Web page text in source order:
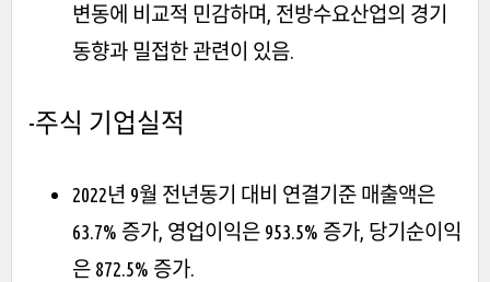
변동에 비교적 민감하며, 전방수요산업의 경기
동향과 밀접한 관련이 있음.
-주식 기업실적
2022년 9월 전년동기 대비 연결기준 매출액은
63.7% 증가, 영업이익은 953.5% 증가, 당기순이익
은 872.5% 증가.